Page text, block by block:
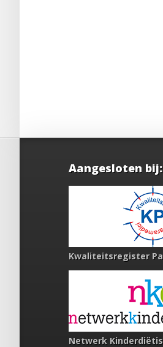
Aangesloten bij:
Kwaliteitsregister
Netwerk